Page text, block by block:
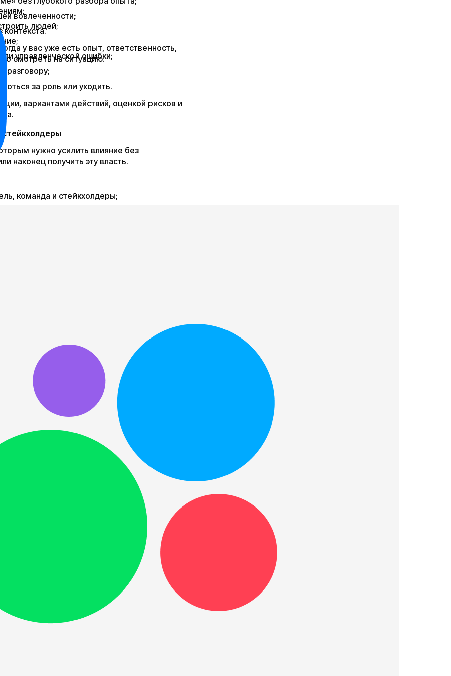
вовлеченности;
контекста.
у вас уже есть опыт, ответственность,
смотреть на ситуацию.
людей;
управленческой ошибки;
разговору;
за роль или уходить.
вариантами действий, оценкой рисков и
стейкхолдеры
нужно усилить влияние без
наконец получить эту власть.
команда и стейкхолдеры;
group product manager, head of product и
на следующий уровень.
следующий уровень;
руководителя;
команду, стратегию и влияние;
компании или через рынок;
для head/C-level;
на руководящие роли.
руководящую роль и понимание, как
разговор: повышение, пересмотр
из компании или переход на